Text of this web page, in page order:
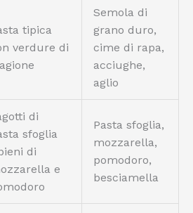
tipica
verdure di
Semola di
grano duro,
cime di rapa,
acciughe,
aglio
di
sfoglia
di
e
Pasta sfoglia,
mozzarella,
pomodoro,
besciamella